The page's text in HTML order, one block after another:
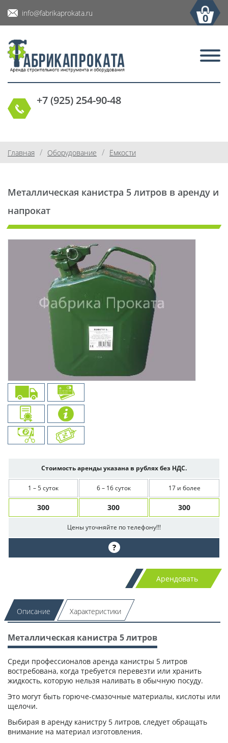
info@fabrikaprokata.ru 0
+7 (925) 254-90-48
Главная / Оборудование / Ёмкости
Металлическая канистра 5 литров в аренду и
напрокат
Стоимость аренды указана в рублях без НДС.
1 – 5 суток 6 – 16 суток 17 и более
300 300 300
Цены уточняйте по телефону!!!
?
Арендовать
Описание Характеристики
Металлическая канистра 5 литров
Среди профессионалов аренда канистры 5 литров
востребована, когда требуется перевезти или хранить
жидкость, которую нельзя наливать в обычную посуду.
Это могут быть горюче-смазочные материалы, кислоты или
щелочи.
Выбирая в аренду канистру 5 литров, следует обращать
внимание на материал изготовления.